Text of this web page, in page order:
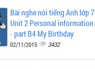
Bài nghe nói tiếng Anh lớp 7
Unit 2 Personal information
- part B4 My Birthday
02/11/2015 3432